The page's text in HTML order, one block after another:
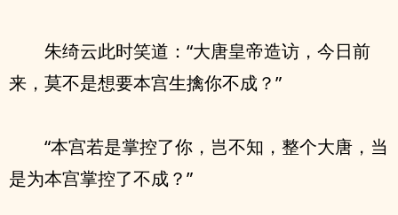
朱绮云此时笑道：“大唐皇帝造访，今日前
来，莫不是想要本宫生擒你不成？”
“本宫若是掌控了你，岂不知，整个大唐，当
是为本宫掌控了不成？”